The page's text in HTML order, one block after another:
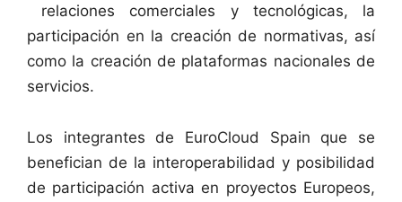
relaciones comerciales y tecnológicas, la
participación en la creación de normativas, así
como la creación de plataformas nacionales de
servicios.
Los integrantes de EuroCloud Spain que se
benefician de la interoperabilidad y posibilidad
de participación activa en proyectos Europeos,